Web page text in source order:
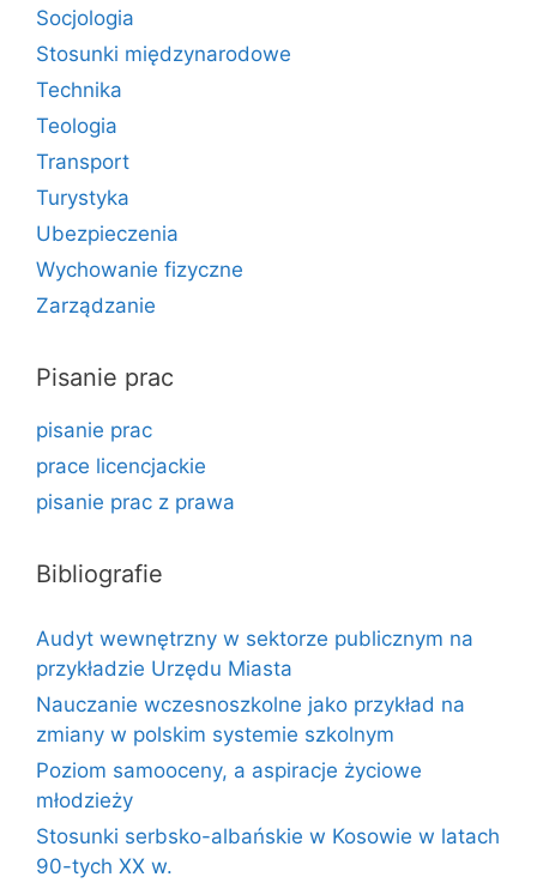
Socjologia
Stosunki międzynarodowe
Technika
Teologia
Transport
Turystyka
Ubezpieczenia
Wychowanie fizyczne
Zarządzanie
Pisanie prac
pisanie prac
prace licencjackie
pisanie prac z prawa
Bibliografie
Audyt wewnętrzny w sektorze publicznym na
przykładzie Urzędu Miasta
Nauczanie wczesnoszkolne jako przykład na
zmiany w polskim systemie szkolnym
Poziom samooceny, a aspiracje życiowe
młodzieży
Stosunki serbsko-albańskie w Kosowie w latach
90-tych XX w.